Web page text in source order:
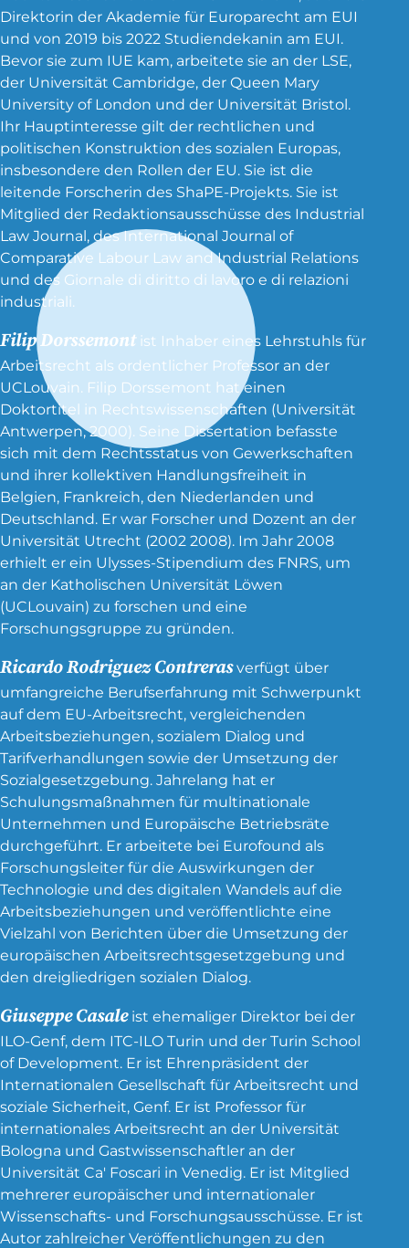
Direktorin der Akademie für Europarecht am EUI
und von 2019 bis 2022 Studiendekanin am EUI.
Bevor sie zum IUE kam, arbeitete sie an der LSE,
der Universität Cambridge, der Queen Mary
University of London und der Universität Bristol.
Ihr Hauptinteresse gilt der rechtlichen und
politischen Konstruktion des sozialen Europas,
insbesondere den Rollen der EU. Sie ist die
leitende Forscherin des ShaPE-Projekts. Sie ist
Mitglied der Redaktionsausschüsse des Industrial
Law Journal, des International Journal of
Comparative Labour Law and Industrial Relations
und des Giornale di diritto di lavoro e di relazioni
industriali.
Filip Dorssemontist Inhaber eines Lehrstuhls für
Arbeitsrecht als ordentlicher Professor an der
UCLouvain. Filip Dorssemont hat einen
Doktortitel in Rechtswissenschaften (Universität
Antwerpen, 2000). Seine Dissertation befasste
sich mit dem Rechtsstatus von Gewerkschaften
und ihrer kollektiven Handlungsfreiheit in
Belgien, Frankreich, den Niederlanden und
Deutschland. Er war Forscher und Dozent an der
Universität Utrecht (2002 2008). Im Jahr 2008
erhielt er ein Ulysses-Stipendium des FNRS, um
an der Katholischen Universität Löwen
(UCLouvain) zu forschen und eine
Forschungsgruppe zu gründen.
Ricardo Rodriguez Contrerasverfügt über
umfangreiche Berufserfahrung mit Schwerpunkt
auf dem EU-Arbeitsrecht, vergleichenden
Arbeitsbeziehungen, sozialem Dialog und
Tarifverhandlungen sowie der Umsetzung der
Sozialgesetzgebung. Jahrelang hat er
Schulungsmaßnahmen für multinationale
Unternehmen und Europäische Betriebsräte
durchgeführt. Er arbeitete bei Eurofound als
Forschungsleiter für die Auswirkungen der
Technologie und des digitalen Wandels auf die
Arbeitsbeziehungen und veröffentlichte eine
Vielzahl von Berichten über die Umsetzung der
europäischen Arbeitsrechtsgesetzgebung und
den dreigliedrigen sozialen Dialog.
Giuseppe Casaleist ehemaliger Direktor bei der
ILO-Genf, dem ITC-ILO Turin und der Turin School
of Development. Er ist Ehrenpräsident der
Internationalen Gesellschaft für Arbeitsrecht und
soziale Sicherheit, Genf. Er ist Professor für
internationales Arbeitsrecht an der Universität
Bologna und Gastwissenschaftler an der
Universität Ca' Foscari in Venedig. Er ist Mitglied
mehrerer europäischer und internationaler
Wissenschafts- und Forschungsausschüsse. Er ist
Autor zahlreicher Veröffentlichungen zu den